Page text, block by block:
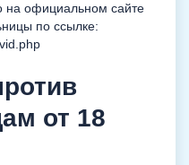
на официальном сайте
по ссылке:
от 18